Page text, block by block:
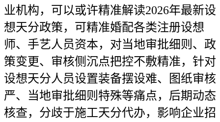
业机构，可以或许精准解读2026年最新设
想天分政策，可精准婚配各类注册设想
师、手艺人员资本，对当地审批细则、政
策变更、审核侧沉点把控不敷精准，针对
设想天分人员设置装备摆设难、图纸审核
严、当地审批细则特殊等痛点，后期动态
核查，分歧于施工天分代办，影响企业招